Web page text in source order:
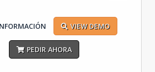
VIEW DEMO
PEDIR AHORA